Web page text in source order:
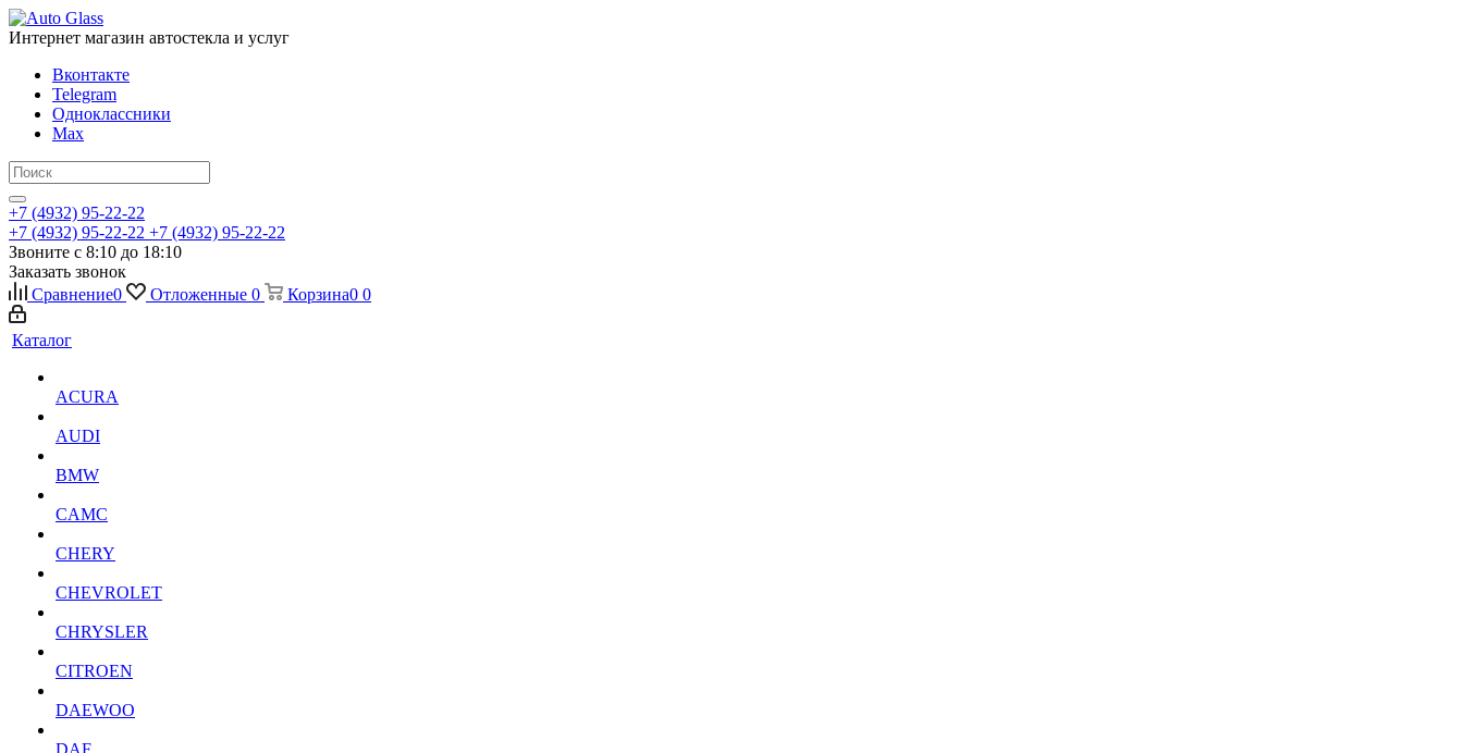
Интернет магазин автостекла и услуг
Вконтакте
Telegram
Одноклассники
Max
+7 (4932) 95-22-22
+7 (4932) 95-22-22 +7 (4932) 95-22-22
Звоните с 8:10 до 18:10
Заказать звонок
Сравнение0 Отложенные 0 Корзина0 0
Каталог
ACURA
AUDI
BMW
CAMC
CHERY
CHEVROLET
CHRYSLER
CITROEN
DAEWOO
DAF